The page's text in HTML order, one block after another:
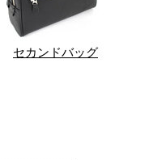
セカンドバッグ